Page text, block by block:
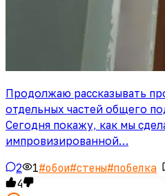
Продолжаю рассказывать
отдельных частей общего
Сегодня покажу, как мы
импровизированной…
2 1#обои#стены#побелка
4